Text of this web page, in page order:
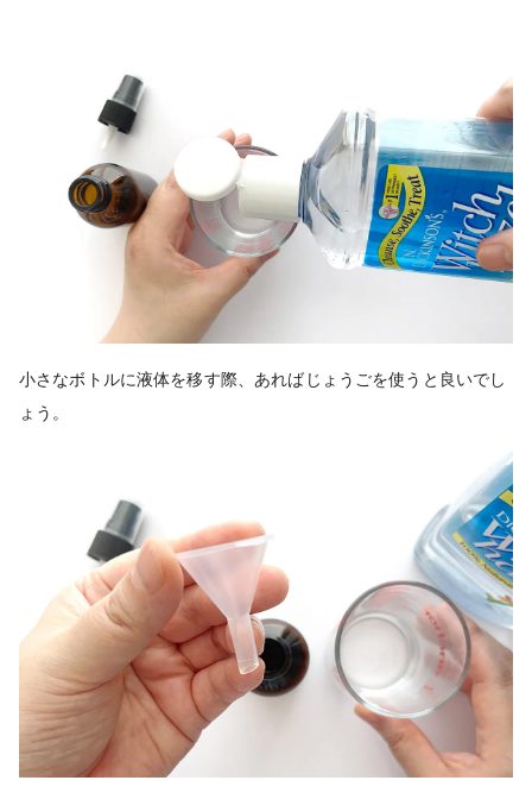
小さなボトルに液体を移す際、あればじょうごを使うと良いでし
ょう。